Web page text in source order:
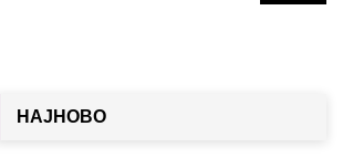
НАЈНОВО